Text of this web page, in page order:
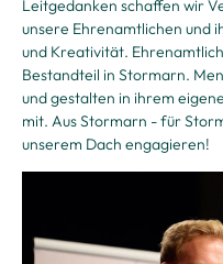
Leitgedanken schaffen wir
unsere Ehrenamtlichen und
und Kreativität.
Bestandteil in Stormarn.
und gestalten in ihrem
mit. Aus Stormarn - für
unserem Dach engagieren!